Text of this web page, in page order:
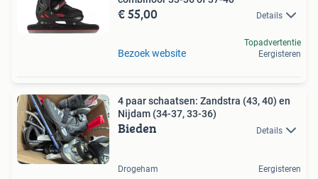
€ 55,00 Details
Bezoek website
Topadvertentie
Eergisteren
4 paar schaatsen: Zandstra (43, 40) en
Nijdam (34-37, 33-36)
Bieden Details
Drogeham Eergisteren